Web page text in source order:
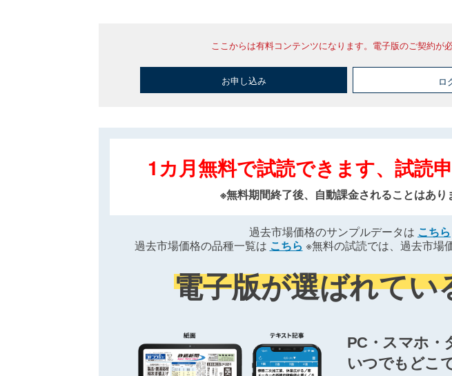
ここからは有料コンテンツになります。電子版のご契約が必
お申し込み ロ
1カ月無料で試読できます、試読
※無料期間終了後、自動課金されることはあり
過去市場価格のサンプルデータは こちら
過去市場価格の品種一覧は こちら ※無料の試読では、過去市場
電子版が選ばれてい
PC・スマホ・
いつでもどこ